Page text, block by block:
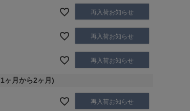
再入荷お知らせ
再入荷お知らせ
再入荷お知らせ
ヶ月から2ヶ月)
再入荷お知らせ